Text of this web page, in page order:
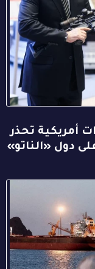
أمريكية تحذر
دول «الناتو»